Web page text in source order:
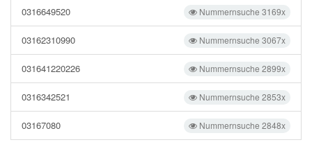
Nummernsuche 3169x
0316649520
Nummernsuche 3067x
03162310990
Nummernsuche 2899x
031641220226
Nummernsuche 2853x
0316342521
Nummernsuche 2848x
03167080